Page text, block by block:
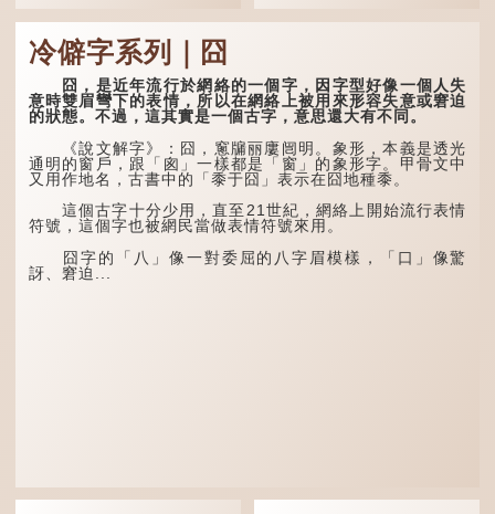
「又」和「双」比較
易理解，前者表示再次，後
者表示一對，兩個「又」便
是「双」。
「叒」（音：若）原是
古代神話中的樹木名
稱。 《說文解字·叒部》：
「叒，日初出東方湯谷所登
榑桑，叒木也。」
「叕...
這個字，用法頗多。
兩個卦名，這裏指天地、宇
宙等，形容政治清明，天下
太平！
「天空朤朤，任鳥兒高
飛。」也是指天清氣明，鳥
兒可高飛。
「朤朤脆脆」就是形容
辦事爽快乾脆。我們熟...
冷僻字系列｜囧
囧，是近年流行於網絡的一個字，因字型好像一個人失
意時雙眉彎下的表情，所以在網絡上被用來形容失意或窘迫
的狀態。不過，這其實是一個古字，意思還大有不同。
《說文解字》：囧，窻牖丽廔闿明。象形，本義是透光
通明的窗戶，跟「囪」一樣都是「窗」的象形字。甲骨文中
又用作地名，古書中的「黍于囧」表示在囧地種黍。
這個古字十分少用，直至21世紀，網絡上開始流行表情
符號，這個字也被網民當做表情符號來用。
囧字的「八」像一對委屈的八字眉模樣，「口」像驚
訝、窘迫...